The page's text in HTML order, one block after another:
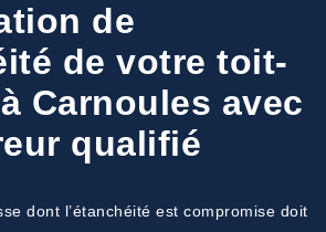
de
de votre toit-
Carnoules avec
qualifié
dont l’étanchéité est compromise doit